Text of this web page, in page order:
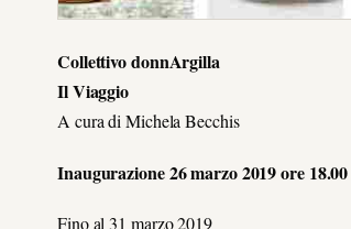
Collettivo donnArgilla
Il Viaggio
A cura di Michela Becchis
Inaugurazione 26 marzo 2019 ore
Fino al 31 marzo 2019